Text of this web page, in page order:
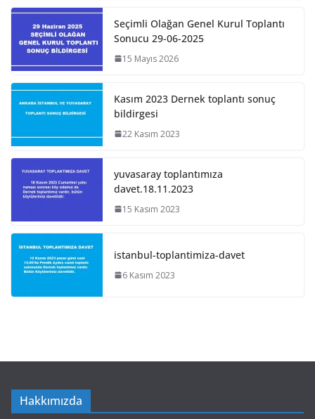
Seçimli Olağan Genel Kurul Toplantı
Sonucu 29-06-2025
15 Mayıs 2026
Kasım 2023 Dernek toplantı sonuç
bildirgesi
22 Kasım 2023
yuvasaray toplantımıza
davet.18.11.2023
15 Kasım 2023
istanbul-toplantimiza-davet
6 Kasım 2023
Hakkımızda